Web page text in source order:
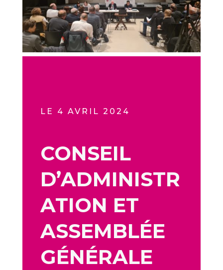
LE 4 AVRIL 2024
CONSEIL
D’ADMINISTR
ATION ET
ASSEMBLÉE
GÉNÉRALE